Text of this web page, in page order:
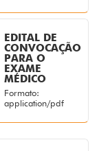
EDITAL DE
CONVOCAÇÃO
PARA O
EXAME
MÉDICO
Formato:
application/pdf